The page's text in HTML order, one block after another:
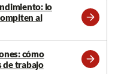
lo
al
Leer
más
cómo
de trabajo
Leer